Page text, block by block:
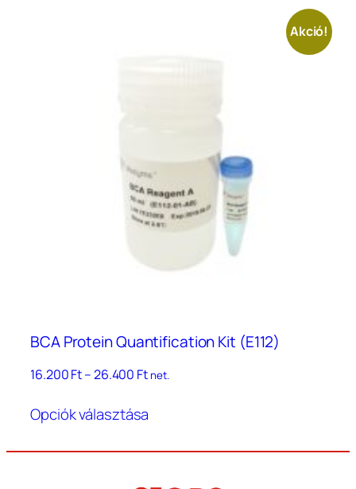
Akció!
BCA Protein Quantification Kit (E112)
16.200Ft–26.400 FtÁrtartomány:
–
net.
Opciók választása
több